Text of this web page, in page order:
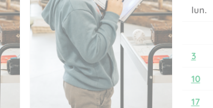
lun.
3
10
17